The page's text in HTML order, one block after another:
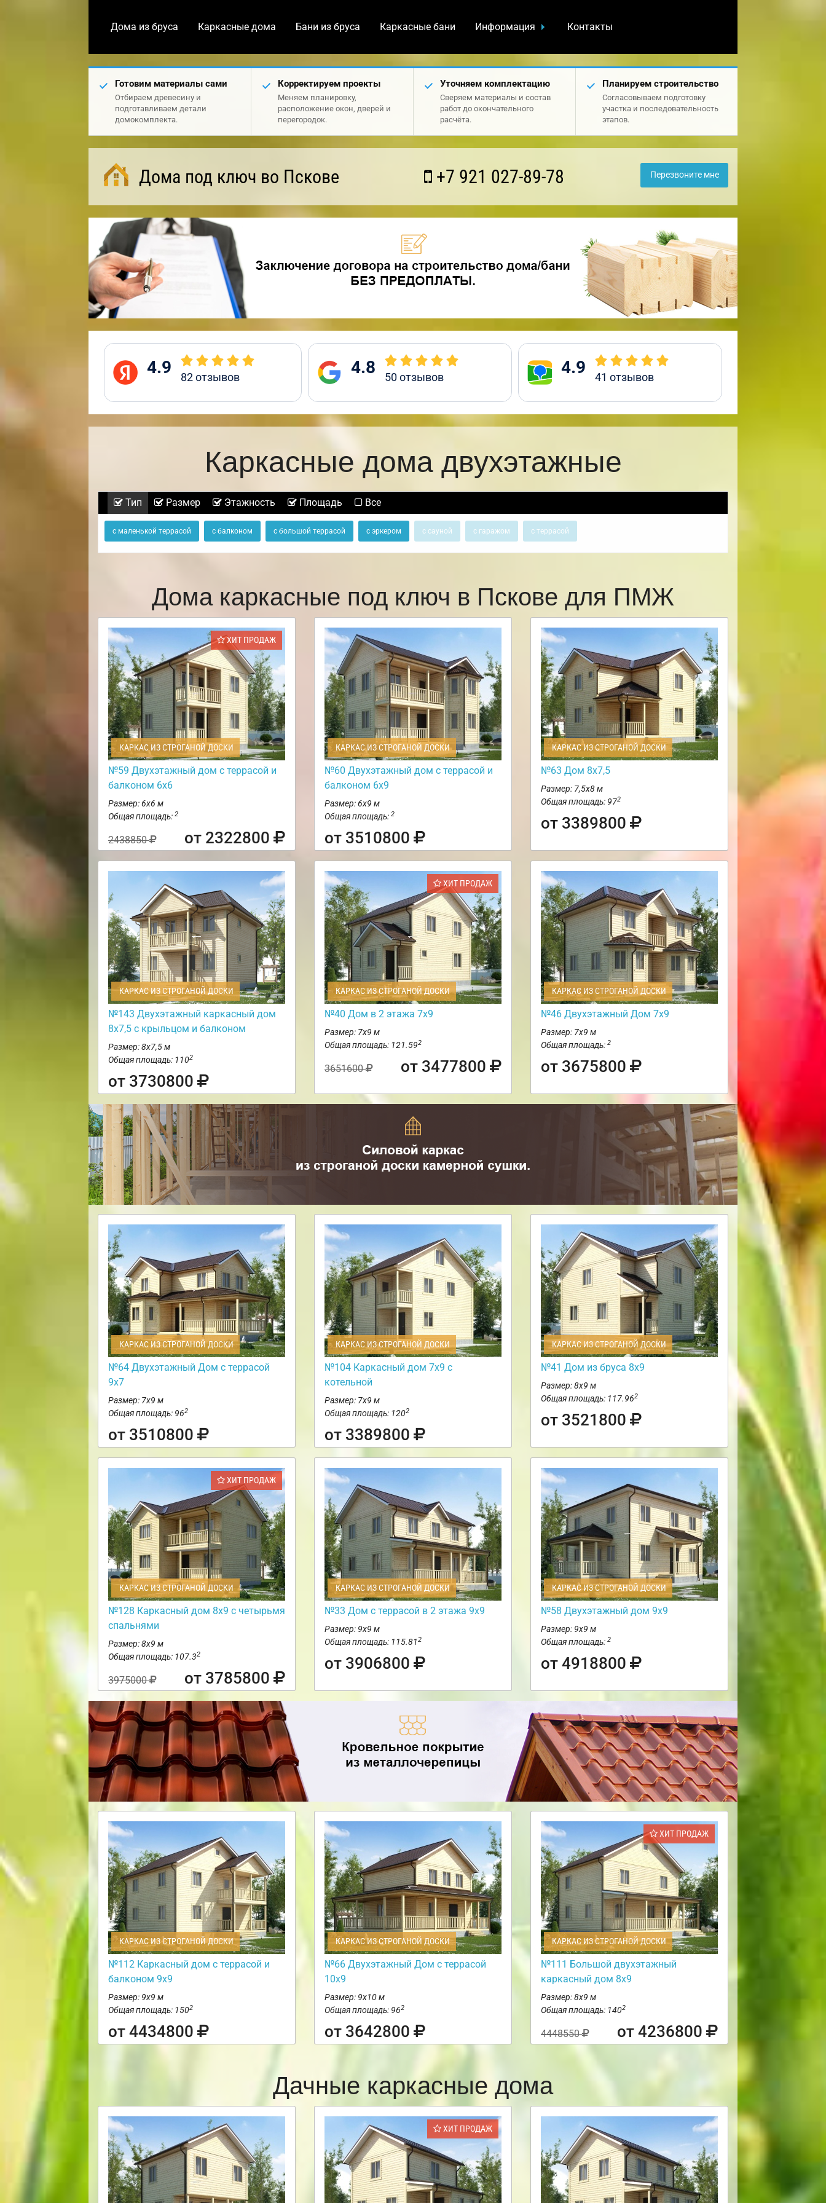
Дома из бруса Каркасные дома Бани из бруса Каркасные бани Информация Контакты
Готовим материалы сами
Отбираем древесину и
подготавливаем детали
домокомплекта.
Корректируем проекты
Меняем планировку,
расположение окон, дверей и
перегородок.
Уточняем комплектацию
Сверяем материалы и состав
работ до окончательного
расчёта.
Планируем строительство
Согласовываем подготовку
участка и последовательность
этапов.
Дома под ключ во Пскове +7 921 027-89-78 Перезвоните мне
4.9 82отзывов 4.8 50отзывов 4.9 41 отзывов
Каркасные дома двухэтажные
Тип Размер Этажность Площадь Все
с маленькой террасой с балконом с большой террасой с эркером с сауной с гаражом с террасой
Дома каркасные под ключ в Пскове для ПМЖ
ХИТ ПРОДАЖ
КАРКАС ИЗ СТРОГАНОЙ ДОСКИ
№59 Двухэтажный дом с террасой и
балконом 6х6
Размер: 6х6 м
Общая площадь: 2
2438850 от 2322800
КАРКАС ИЗ СТРОГАНОЙ ДОСКИ
№60 Двухэтажный дом с террасой и
балконом 6х9
Размер: 6х9 м
Общая площадь: 2
от 3510800
КАРКАС ИЗ СТРОГАНОЙ ДОСКИ
№63 Дом 8х7,5
Размер: 7,5х8 м
Общая площадь: 972
от 3389800
КАРКАС ИЗ СТРОГАНОЙ ДОСКИ
№143 Двухэтажный каркасный дом
8х7,5 с крыльцом и балконом
Размер: 8х7,5 м
Общая площадь: 1102
от 3730800
ХИТ ПРОДАЖ
КАРКАС ИЗ СТРОГАНОЙ ДОСКИ
№40 Дом в 2 этажа 7х9
Размер: 7х9 м
Общая площадь: 121.592
3651600 от 3477800
КАРКАС ИЗ СТРОГАНОЙ ДОСКИ
№46 Двухэтажный Дом 7х9
Размер: 7х9 м
Общая площадь: 2
от 3675800
КАРКАС ИЗ СТРОГАНОЙ ДОСКИ
№64 Двухэтажный Дом с террасой
9х7
Размер: 7х9 м
Общая площадь: 962
от 3510800
КАРКАС ИЗ СТРОГАНОЙ ДОСКИ
№104 Каркасный дом 7х9 с
котельной
Размер: 7х9 м
Общая площадь: 1202
от 3389800
КАРКАС ИЗ СТРОГАНОЙ ДОСКИ
№41 Дом из бруса 8х9
Размер: 8х9 м
Общая площадь: 117.962
от 3521800
ХИТ ПРОДАЖ
КАРКАС ИЗ СТРОГАНОЙ ДОСКИ
№128 Каркасный дом 8х9 с четырьмя
спальнями
Размер: 8х9 м
Общая площадь: 107.32
3975000 от 3785800
КАРКАС ИЗ СТРОГАНОЙ ДОСКИ
№33 Дом с террасой в 2 этажа 9х9
Размер: 9х9 м
Общая площадь: 115.812
от 3906800
КАРКАС ИЗ СТРОГАНОЙ ДОСКИ
№58 Двухэтажный дом 9х9
Размер: 9х9 м
Общая площадь: 2
от 4918800
КАРКАС ИЗ СТРОГАНОЙ ДОСКИ
№112 Каркасный дом с террасой и
балконом 9х9
Размер: 9х9 м
Общая площадь: 1502
от 4434800
КАРКАС ИЗ СТРОГАНОЙ ДОСКИ
№66 Двухэтажный Дом с террасой
10х9
Размер: 9х10 м
Общая площадь: 962
от 3642800
ХИТ ПРОДАЖ
КАРКАС ИЗ СТРОГАНОЙ ДОСКИ
№111 Большой двухэтажный
каркасный дом 8х9
Размер: 8х9 м
Общая площадь: 1402
4448550 от 4236800
Дачные каркасные дома
ХИТ ПРОДАЖ